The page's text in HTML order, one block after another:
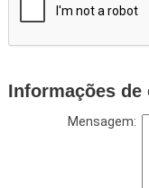
Informações
Mensagem: